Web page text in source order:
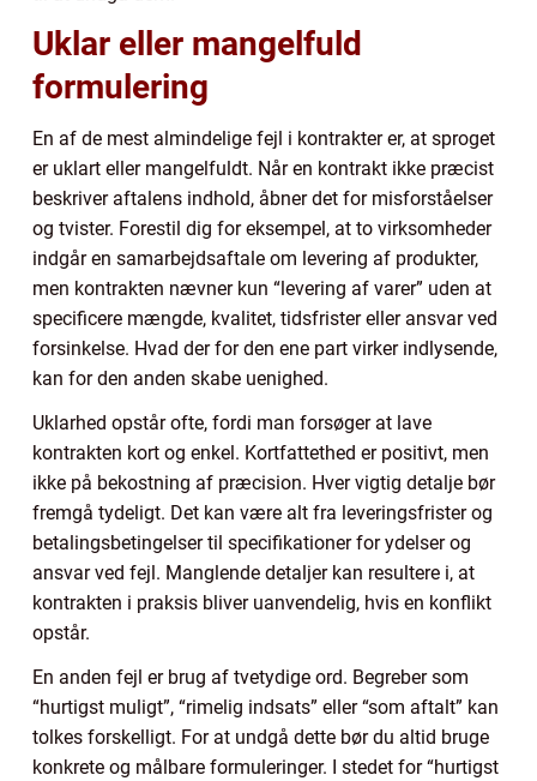
Uklar eller mangelfuld
formulering
En af de mest almindelige fejl i kontrakter er, at sproget
er uklart eller mangelfuldt. Når en kontrakt ikke præcist
beskriver aftalens indhold, åbner det for misforståelser
og tvister. Forestil dig for eksempel, at to virksomheder
indgår en samarbejdsaftale om levering af produkter,
men kontrakten nævner kun “levering af varer” uden at
specificere mængde, kvalitet, tidsfrister eller ansvar ved
forsinkelse. Hvad der for den ene part virker indlysende,
kan for den anden skabe uenighed.
Uklarhed opstår ofte, fordi man forsøger at lave
kontrakten kort og enkel. Kortfattethed er positivt, men
ikke på bekostning af præcision. Hver vigtig detalje bør
fremgå tydeligt. Det kan være alt fra leveringsfrister og
betalingsbetingelser til specifikationer for ydelser og
ansvar ved fejl. Manglende detaljer kan resultere i, at
kontrakten i praksis bliver uanvendelig, hvis en konflikt
opstår.
En anden fejl er brug af tvetydige ord. Begreber som
“hurtigst muligt”, “rimelig indsats” eller “som aftalt” kan
tolkes forskelligt. For at undgå dette bør du altid bruge
konkrete og målbare formuleringer. I stedet for “hurtigst